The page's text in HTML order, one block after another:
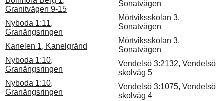
Granitvägen 9-15
Nyboda 1:11,
Granängsringen
Kanelen 1, Kanelgränd
Nyboda 1:10,
Granängsringen
Nyboda 1:10,
Granängsringen
Sonatvägen
Mörtviksskolan 3,
Sonatvägen
Mörtviksskolan 3,
Sonatvägen
Vendelsö 3:2132, Vendelsö
skolväg 5
Vendelsö 3:1075, Vendelsö
skolväg 4